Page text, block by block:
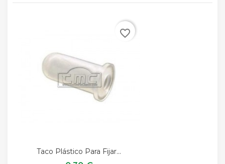
Taco Plástico Para Fijar...
favorite_border